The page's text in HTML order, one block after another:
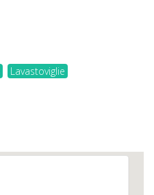
Lavastoviglie